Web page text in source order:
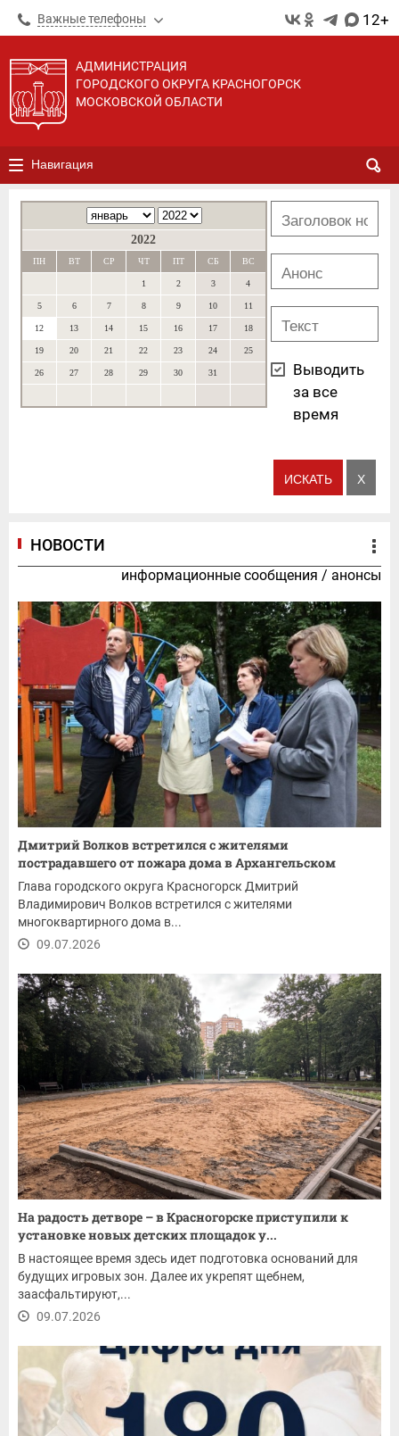
Важные телефоны 12+
АДМИНИСТРАЦИЯ
ГОРОДСКОГО ОКРУГА КРАСНОГОРСК
МОСКОВСКОЙ ОБЛАСТИ
Навигация
2022
ПН ВТ СР ЧТ ПТ СБ ВС
1 2 3 4
5 6 7 8 9 10 11
12 13 14 15 16 17 18
19 20 21 22 23 24 25
26 27 28 29 30 31
Выводить
за все
время
НОВОСТИ
информационные сообщения / анонсы
Дмитрий Волков встретился с жителями
пострадавшего от пожара дома в Архангельском
Глава городского округа Красногорск Дмитрий
Владимирович Волков встретился с жителями
многоквартирного дома в...
09.07.2026
На радость детворе – в Красногорске приступили к
установке новых детских площадок у...
В настоящее время здесь идет подготовка оснований для
будущих игровых зон. Далее их укрепят щебнем,
заасфальтируют,...
09.07.2026